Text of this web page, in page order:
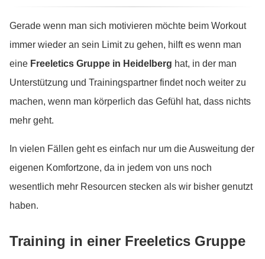
Gerade wenn man sich motivieren möchte beim Workout
immer wieder an sein Limit zu gehen, hilft es wenn man
eine Freeletics Gruppe in Heidelberg hat, in der man
Unterstützung und Trainingspartner findet noch weiter zu
machen, wenn man körperlich das Gefühl hat, dass nichts
mehr geht.
In vielen Fällen geht es einfach nur um die Ausweitung der
eigenen Komfortzone, da in jedem von uns noch
wesentlich mehr Resourcen stecken als wir bisher genutzt
haben.
Training in einer Freeletics Gruppe